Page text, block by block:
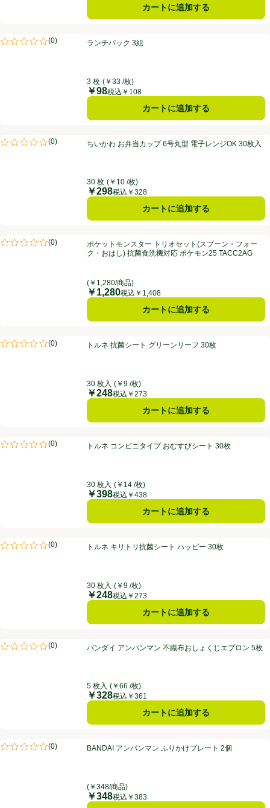
カートに追加する
ランチパック 3組
(0)
評価は0件のレビューで5点中0.0点。
ランチパック 3組
3 枚 (￥33 /枚)
価格
￥98税込￥108
カートに追加する
ちいかわ お弁当カップ 6号丸型 電子レンジOK 30枚入
(0)
評価は0件のレビューで5点中0.0点。ちいかわ お弁当カップ 6号丸型 電子レンジOK 30枚入
30 枚 (￥10 /枚)
価格
￥298税込￥328
カートに追加する
ポケットモンスター トリオセット(スプーン・フォーク・おはし) 抗菌
(0)
評価は0件のレビューで5点中0.0点。ポケットモンスター トリオセット(スプーン・フォー
ク・おはし) 抗菌食洗機対応 ポケモン25 TACC2AG
(￥1,280/商品)
価格
￥1,280税込￥1,408
カートに追加する
トルネ 抗菌シート グリーンリーフ 30枚
(0)
評価は0件のレビューで5点中0.0点。トルネ 抗菌シート グリーンリーフ 30枚
30 枚入 (￥9 /枚)
価格
￥248税込￥273
カートに追加する
トルネ コンビニタイプ おむすびシート 30枚
(0)
評価は0件のレビューで5点中0.0点。トルネ コンビニタイプ おむすびシート 30枚
30 枚入 (￥14 /枚)
価格
￥398税込￥438
カートに追加する
トルネ キリトリ抗菌シート ハッピー 30枚
(0)
評価は0件のレビューで5点中0.0点。トルネ キリトリ抗菌シート ハッピー 30枚
30 枚入 (￥9 /枚)
価格
￥248税込￥273
カートに追加する
バンダイ アンパンマン 不織布おしょくじエプロン 5枚
(0)
評価は0件のレビューで5点中0.0点。バンダイ アンパンマン 不織布おしょくじエプロン 5枚
5 枚入 (￥66 /枚)
価格
￥328税込￥361
カートに追加する
BANDAI アンパンマン ふりかけプレート 2個
(0)
評価は0件のレビューで5点中0.0点。BANDAI アンパンマン ふりかけプレート 2個
(￥348/商品)
価格
￥348税込￥383